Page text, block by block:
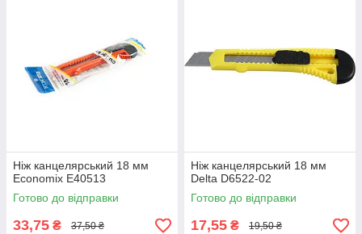
Ніж канцелярський 18 мм
Economix E40513
Готово до відправки
33,75 ₴ 37,50 ₴
Ніж канцелярський 18 мм
Delta D6522-02
Готово до відправки
17,55 ₴ 19,50 ₴